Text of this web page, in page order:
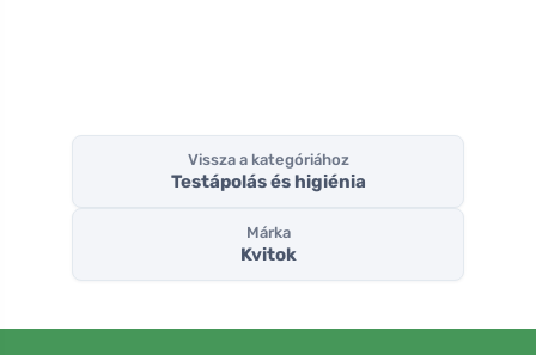
Vissza a kategóriához
Testápolás és higiénia
Márka
Kvitok